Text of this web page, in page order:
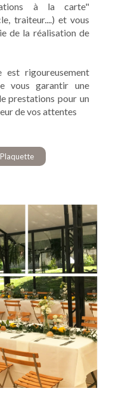
à la carte"
traiteur....) et vous
de la réalisation de
est rigoureusement
vous garantir une
prestations pour un
de vos attentes